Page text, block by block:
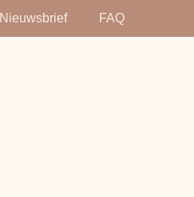
Nieuwsbrief FAQ